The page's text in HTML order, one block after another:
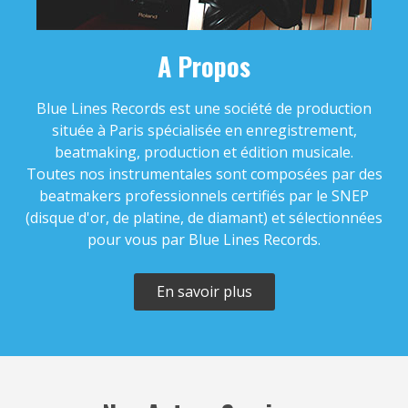
Hip Hop, Piano, Trap • BPM 96• Durée :
Peuuff
Hip Hop, Trap • BPM 141• Durée : 01:50
€19.00 - €69.00
Descente
• Durée : 03:37
€19.00 - €69.00
Victory
A Propos
Blue Lines Records est une société de production
située à Paris spécialisée en enregistrement,
beatmaking, production et édition musicale.
Toutes nos instrumentales sont composées par des
beatmakers professionnels certifiés par le SNEP
(disque d'or, de platine, de diamant) et sélectionnées
pour vous par Blue Lines Records.
En savoir plus